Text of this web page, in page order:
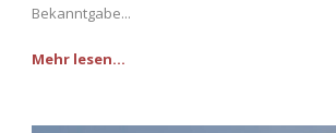
Bekanntgabe...
Mehr lesen...